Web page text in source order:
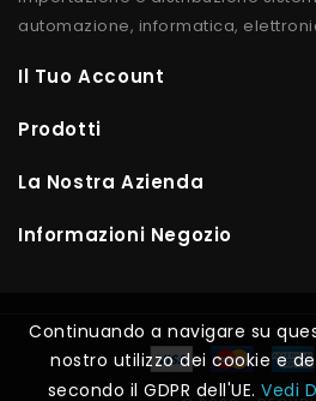
automazione, informatica,
Il Tuo Account
Prodotti
La Nostra Azienda
Informazioni Negozio
Continuando a navigare su
nostro utilizzo dei cookie e
secondo il GDPR dell'UE. Vedi